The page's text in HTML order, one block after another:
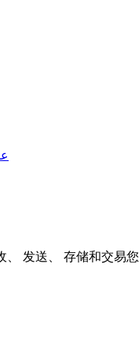
、 发送、 存储和交易